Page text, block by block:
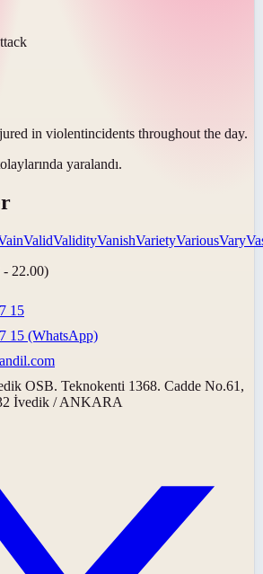
in violentincidents throughout the day.
olaylarında yaralandı.
ValidValidityVanishVarietyVariousVary
22.00)
15
15 (WhatsApp)
OSB. Teknokenti 1368. Cadde No.61,
İvedik / ANKARA